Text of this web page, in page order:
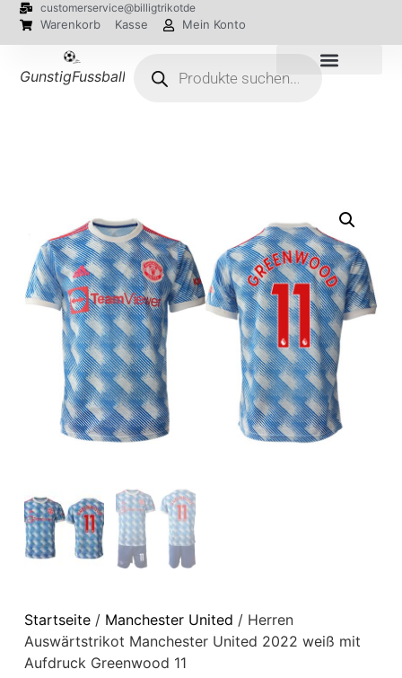
customerservice@billigtrikotde
Warenkorb Kasse Mein Konto
GunstigFussballTrikot
Startseite/ Manchester United / Herren
Auswärtstrikot Manchester United 2022 weiß mit
Aufdruck Greenwood 11